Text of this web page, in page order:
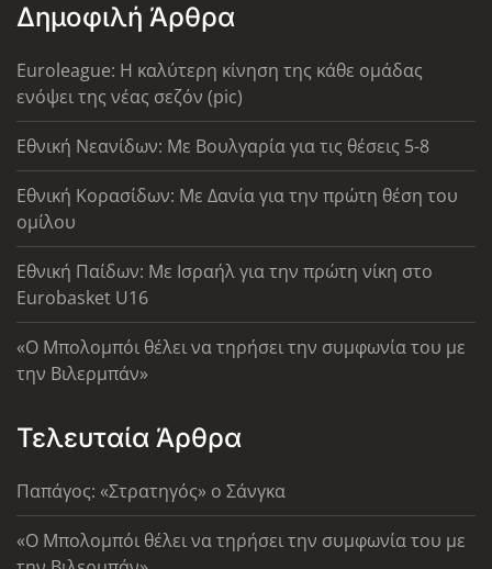
Δημοφιλή Άρθρα
Euroleague: Η καλύτερη κίνηση της κάθε ομάδας
ενόψει της νέας σεζόν (pic)
Εθνική Νεανίδων: Με Βουλγαρία για τις θέσεις 5-8
Εθνική Κορασίδων: Με Δανία για την πρώτη θέση του
ομίλου
Εθνική Παίδων: Με Ισραήλ για την πρώτη νίκη στο
Eurobasket U16
«Ο Μπολομπόι θέλει να τηρήσει την συμφωνία του με
την Βιλερμπάν»
Τελευταία Άρθρα
Παπάγος: «Στρατηγός» ο Σάνγκα
«Ο Μπολομπόι θέλει να τηρήσει την συμφωνία του με